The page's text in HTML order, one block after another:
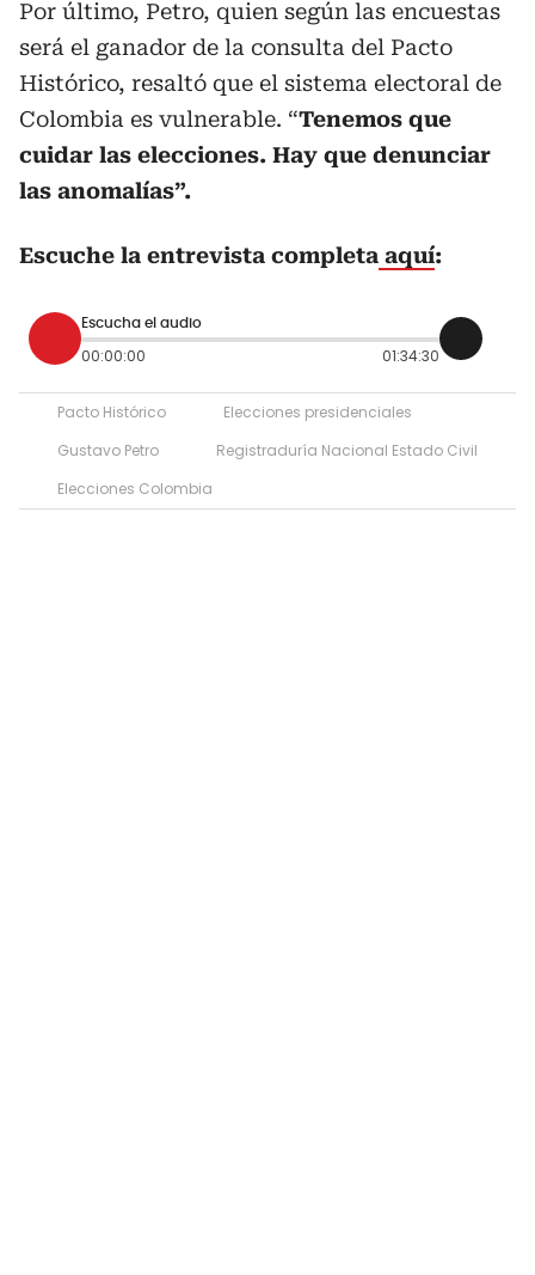
Por último, Petro, quien según las encuestas
será el ganador de la consulta del Pacto
Histórico, resaltó que el sistema electoral de
Colombia es vulnerable. “Tenemos que
cuidar las elecciones. Hay que denunciar
las anomalías”.
Escuche la entrevista completa aquí:
Escucha el audio
00:00:00 01:34:30
Pacto Histórico
Elecciones presidenciales
Gustavo Petro
Registraduría Nacional Estado Civil
Elecciones Colombia